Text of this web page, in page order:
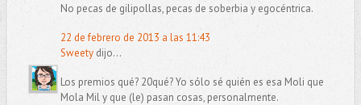
No pecas de gilipollas, pecas de soberbia y egocéntrica.
22 de febrero de 2013 a las 11:43
Sweetydijo...
Los premios qué? 20qué? Yo sólo sé quién es esa Moli que
Mola Mil y que (le) pasan cosas, personalmente.